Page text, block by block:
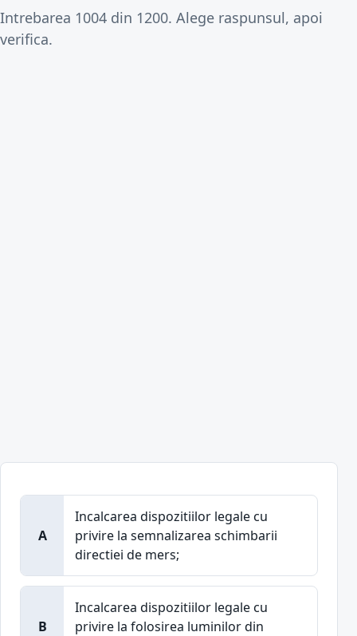
Intrebarea 1004 din 1200. Alege raspunsul, apoi
verifica.
A
Incalcarea dispozitiilor legale cu
privire la semnalizarea schimbarii
directiei de mers;
B
Incalcarea dispozitiilor legale cu
privire la folosirea luminilor din